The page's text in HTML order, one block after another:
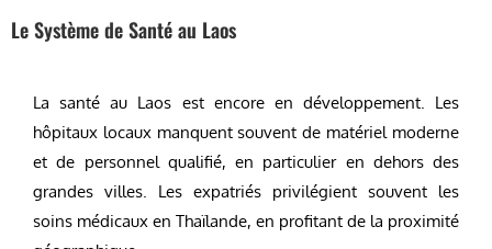
Le Système de Santé au Laos
La santé au Laos est encore en développement. Les
hôpitaux locaux manquent souvent de matériel moderne
et de personnel qualifié, en particulier en dehors des
grandes villes. Les expatriés privilégient souvent les
soins médicaux en Thaïlande, en profitant de la proximité